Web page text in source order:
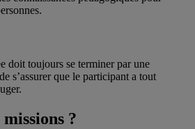
doit toujours se terminer par une
s’assurer que le participant a tout
missions ?